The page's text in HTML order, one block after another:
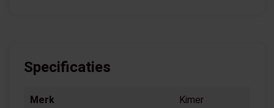
Specificaties
Merk
Kimer